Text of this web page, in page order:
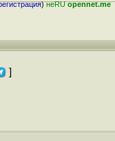
)неRUopennet.me
]